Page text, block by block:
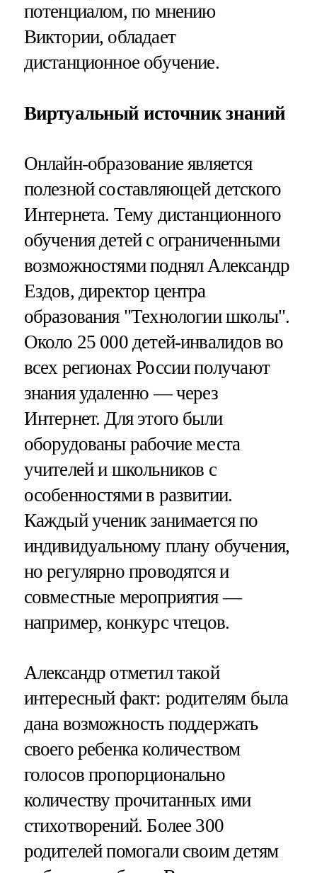
потенциалом, по мнению
Виктории, обладает
дистанционное обучение.
Виртуальный источник знаний
Онлайн-образование является
полезной составляющей детского
Интернета. Тему дистанционного
обучения детей с ограниченными
возможностями поднял Александр
Ездов, директор центра
образования "Технологии школы".
Около 25 000 детей-инвалидов во
всех регионах России получают
знания удаленно — через
Интернет. Для этого были
оборудованы рабочие места
учителей и школьников с
особенностями в развитии.
Каждый ученик занимается по
индивидуальному плану обучения,
но регулярно проводятся и
совместные мероприятия —
например, конкурс чтецов.
Александр отметил такой
интересный факт: родителям была
дана возможность поддержать
своего ребенка количеством
голосов пропорционально
количеству прочитанных ими
стихотворений. Более 300
родителей помогали своим детям